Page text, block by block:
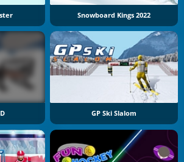
Snowboard Kings 2022
GP Ski Slalom